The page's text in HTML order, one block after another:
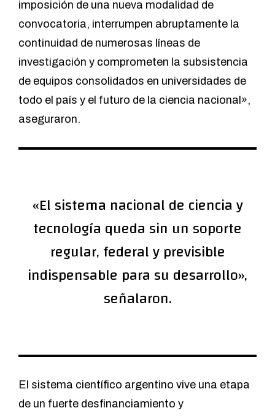
imposición de una nueva modalidad de
convocatoria, interrumpen abruptamente la
continuidad de numerosas líneas de
investigación y comprometen la subsistencia
de equipos consolidados en universidades de
todo el país y el futuro de la ciencia nacional»,
aseguraron.
«El sistema nacional de ciencia y
tecnología queda sin un soporte
regular, federal y previsible
indispensable para su desarrollo»,
señalaron.
El sistema científico argentino vive una etapa
de un fuerte desfinanciamiento y